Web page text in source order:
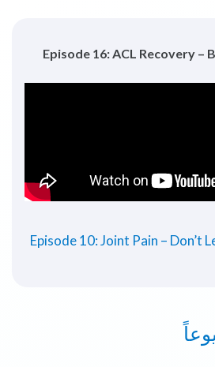
Episode 16: ACL Recovery –
Episode 10: Joint Pain – Don’t